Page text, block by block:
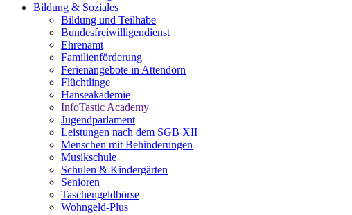
Bildung & Soziales
Bildung und Teilhabe
Bundesfreiwilligendienst
Ehrenamt
Familienförderung
Ferienangebote in Attendorn
Flüchtlinge
Hanseakademie
InfoTastic Academy
Jugendparlament
Leistungen nach dem SGB XII
Menschen mit Behinderungen
Musikschule
Schulen & Kindergärten
Senioren
Taschengeldbörse
Wohngeld-Plus